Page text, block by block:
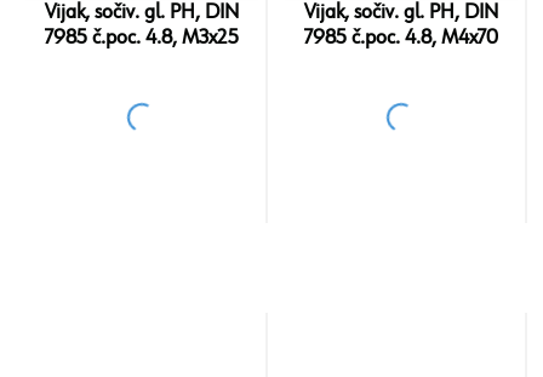
Vijak, sočiv. gl. PH, DIN
7985 č.poc. 4.8, M3x25
Vijak, sočiv. gl. PH, DIN
7985 č.poc. 4.8, M4x70